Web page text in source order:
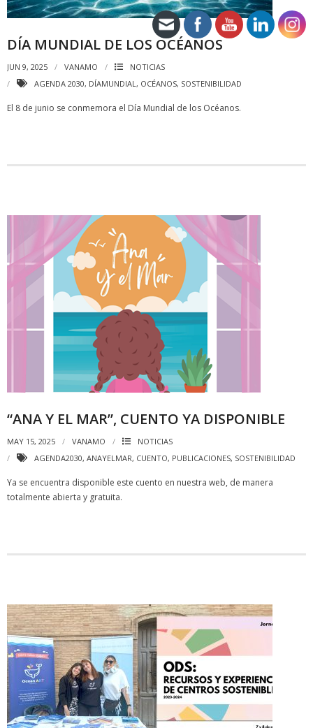
DÍA MUNDIAL DE LOS OCÉANOS
JUN 9, 2025 VANAMO
NOTICIAS
AGENDA 2030, DÍAMUNDIAL, OCÉANOS, SOSTENIBILIDAD
El 8 de junio se conmemora el Día Mundial de los Océanos.
“ANA Y EL MAR”, CUENTO YA DISPONIBLE
MAY 15, 2025 VANAMO
NOTICIAS
AGENDA2030, ANAYELMAR, CUENTO, PUBLICACIONES, SOSTENIBILIDAD
Ya se encuentra disponible este cuento en nuestra web, de manera
totalmente abierta y gratuita.